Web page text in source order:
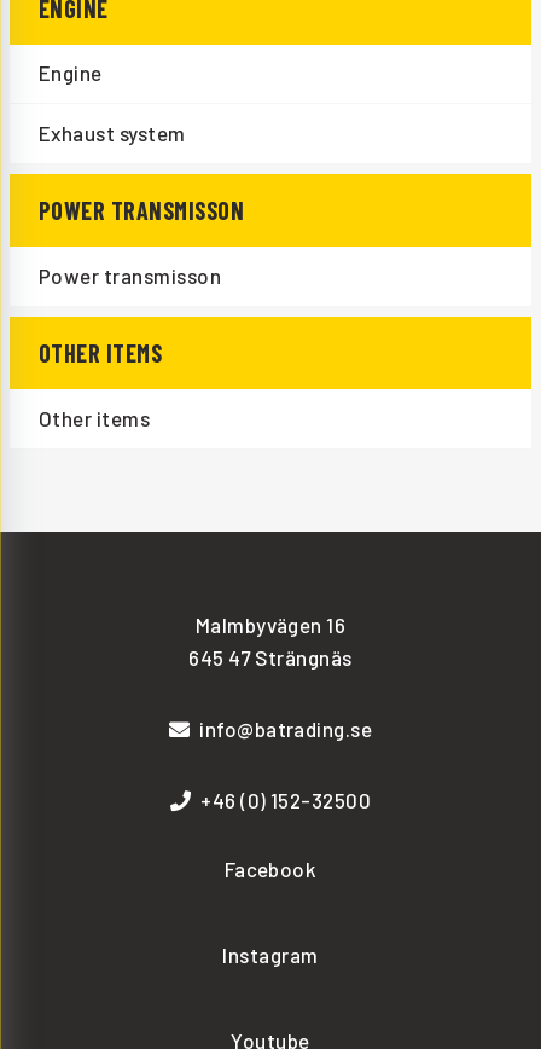
ENGINE
Engine
Exhaust system
POWER TRANSMISSON
Power transmisson
OTHER ITEMS
Other items
Malmbyvägen 16
645 47 Strängnäs
info@batrading.se
+46 (0) 152-32500
Facebook
Instagram
Youtube